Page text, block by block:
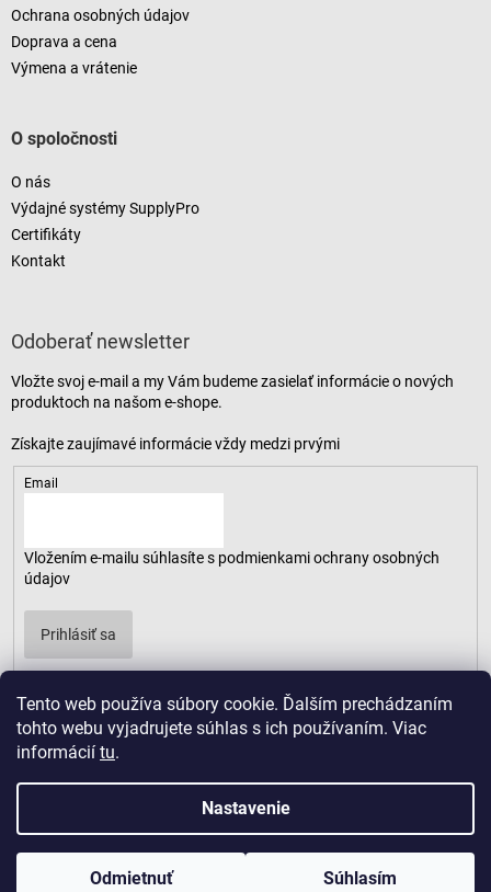
Tento web používa súbory cookie. Ďalším prechádzaním
tohto webu vyjadrujete súhlas s ich používaním. Viac
informácií tu.
Nastavenie
Odmietnuť Súhlasím
Ochrana osobných údajov
Doprava a cena
Výmena a vrátenie
O spoločnosti
O nás
Výdajné systémy SupplyPro
Certifikáty
Kontakt
Odoberať newsletter
Vložte svoj e-mail a my Vám budeme zasielať informácie o nových
produktoch na našom e-shope.
Email
Vložením e-mailu súhlasíte s podmienkami ochrany osobných
údajov
Prihlásiť sa
Copyright 2026 . Všetky práva vyhradené.